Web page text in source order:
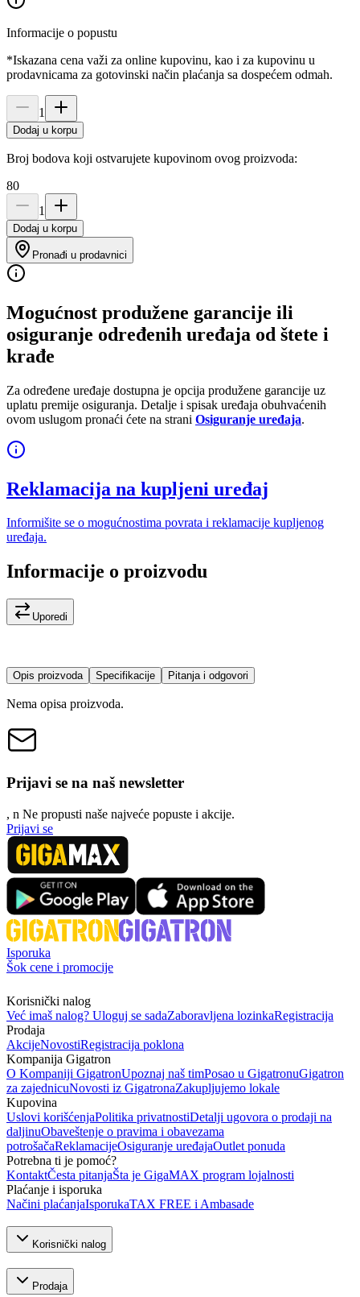
Informacije o popustu
*Iskazana cena važi za online kupovinu, kao i za kupovinu u
prodavnicama za gotovinski način plaćanja sa dospećem odmah.
1
Dodaj u korpu
Broj bodova koji ostvarujete kupovinom ovog proizvoda:
80
1
Dodaj u korpu
Pronađi u prodavnici
Mogućnost produžene garancije ili
osiguranje određenih uređaja od štete i
krađe
Za određene uređaje dostupna je opcija produžene garancije uz
uplatu premije osiguranja. Detalje i spisak uređaja obuhvaćenih
ovom uslugom pronaći ćete na strani Osiguranje uređaja.
Reklamacija na kupljeni uređaj
Informišite se o mogućnostima povrata i reklamacije kupljenog
uređaja.
Informacije o proizvodu
Uporedi
Opis proizvoda Specifikacije Pitanja i odgovori
Nema opisa proizvoda.
Prijavi se na naš newsletter
, n Ne propusti naše najveće popuste i akcije.
Prijavi se
Isporuka
Šok cene i promocije
Korisnički nalog
Već imaš nalog? Uloguj se sadaZaboravljena lozinkaRegistracija
Prodaja
AkcijeNovostiRegistracija poklona
Kompanija Gigatron
O Kompaniji GigatronUpoznaj naš timPosao u GigatronuGigatron
za zajednicuNovosti iz GigatronaZakupljujemo lokale
Kupovina
Uslovi korišćenjaPolitika privatnostiDetalji ugovora o prodaji na
daljinuObaveštenje o pravima i obavezama
potrošačaReklamacijeOsiguranje uređajaOutlet ponuda
Potrebna ti je pomoć?
KontaktČesta pitanjaŠta je GigaMAX program lojalnosti
Plaćanje i isporuka
Načini plaćanjaIsporukaTAX FREE i Ambasade
Korisnički nalog
Prodaja